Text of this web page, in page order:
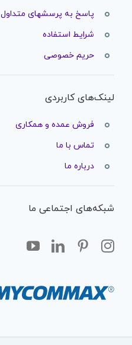
پاسخ به پرسشهای متداول
شرایط استفاده
حریم خصوصی
لینک‌های کاربردی
فروش عمده و همکاری
تماس با ما
درباره ما
شبکه‌های اجتماعی ما